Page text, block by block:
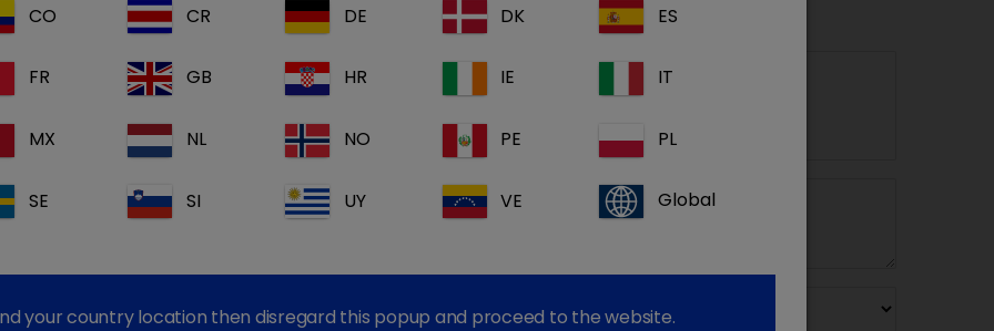
Com que espécies trabalha?
CO CR DE DK ES
FR GB HR IE IT
MX NL NO PE PL
SE SI UY VE Global
your country location then disregard this popup and proceed to the website.